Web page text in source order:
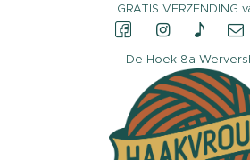
GRATIS VERZENDING
De Hoek 8a
CONTACT &
OPENINGSTIJDEN
OVER